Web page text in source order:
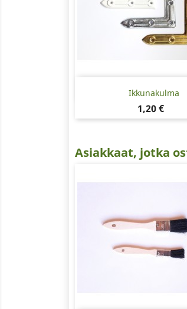
Ikkunakulma
Hinta
1,20 €
Pikakatselu
Asiakkaat, jotka